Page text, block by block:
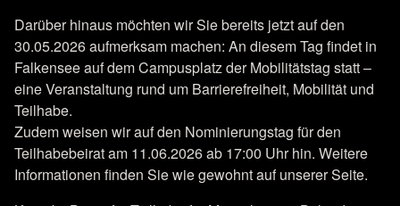
Darüber hinaus möchten wir Sie bereits jetzt auf den
30.05.2026 aufmerksam machen: An diesem Tag findet in
Falkensee auf dem Campusplatz der Mobilitätstag statt –
eine Veranstaltung rund um Barrierefreiheit, Mobilität und
Teilhabe.
Zudem weisen wir auf den Nominierungstag für den
Teilhabebeirat am 11.06.2026 ab 17:00 Uhr hin. Weitere
Informationen finden Sie wie gewohnt auf unserer Seite.